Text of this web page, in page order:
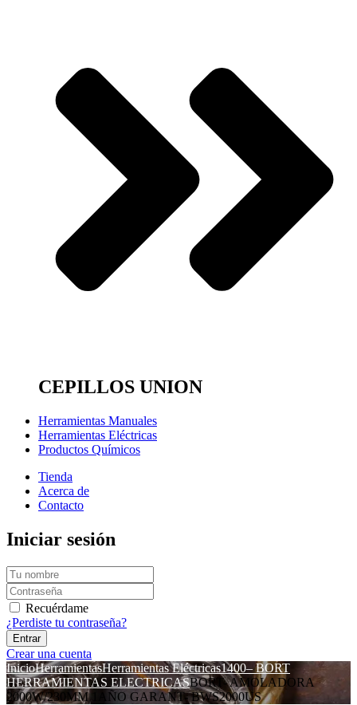
CEPILLOS UNION
Herramientas Manuales
Herramientas Eléctricas
Productos Químicos
Tienda
Acerca de
Contacto
Iniciar sesión
Recuérdame
¿Perdiste tu contraseña?
Crear una cuenta
InicioHerramientasHerramientas Eléctricas1400– BORT
HERRAMIENTAS ELECTRICASBORT- AMOLADORA
2000W/230MM 1AÑO GARANT- BWS2000US